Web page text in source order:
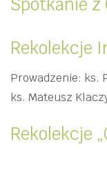
Spotkanie z
Rekolekcje
Prowadzenie: ks.
ks. Mateusz
Rekolekcje